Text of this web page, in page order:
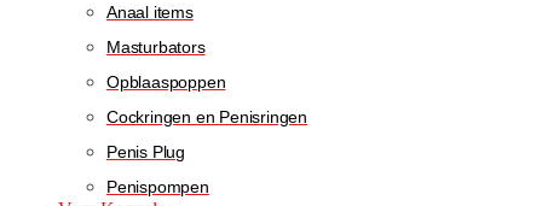
Anaal items
Masturbators
Opblaaspoppen
Cockringen en Penisringen
Penis Plug
Penispompen